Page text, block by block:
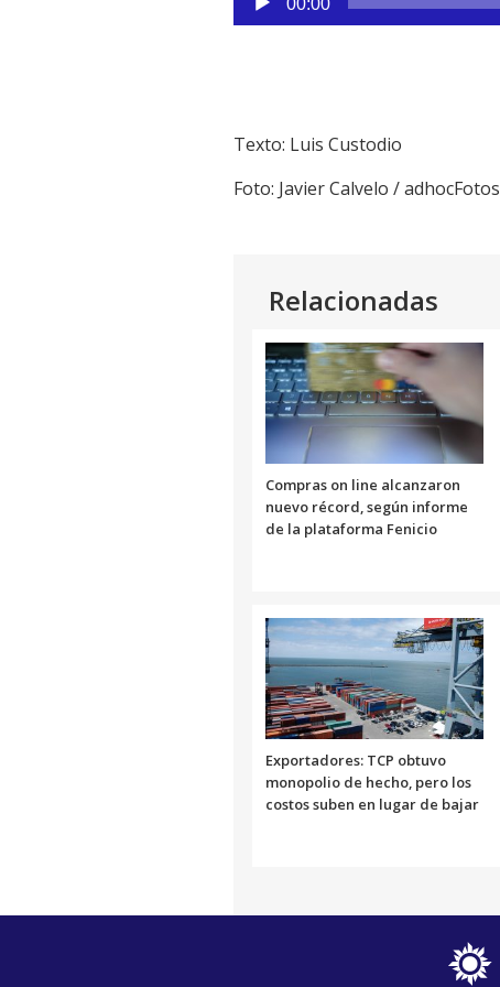
de
Texto: Luis Custodio
Foto: Javier Calvelo / adhocFotos
Relacionadas
Compras on line alcanzaron
nuevo récord, según informe
de la plataforma Fenicio
Exportadores: TCP obtuvo
monopolio de hecho, pero los
costos suben en lugar de bajar